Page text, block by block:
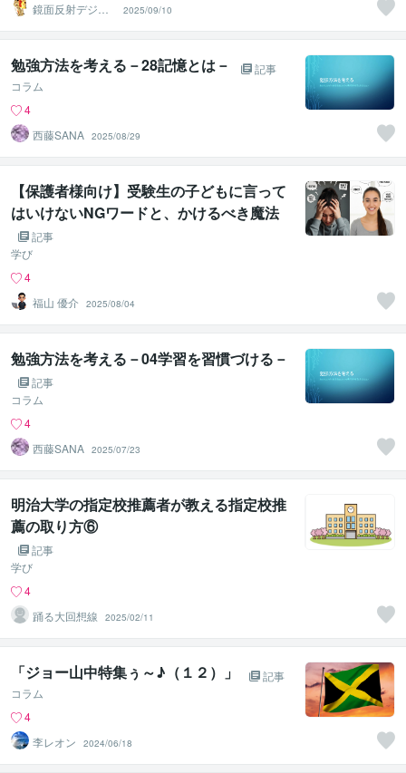
鏡面反射デジタ
ルアート製作所
（鈴木穣）
2025/09/10
勉強方法を考える－28記憶とは－
記事
コラム
4
西藤SANA 2025/08/29
【保護者様向け】受験生の子どもに言って
はいけないNGワードと、かけるべき魔法
の言葉
記事
学び
4
福山 優介 2025/08/04
勉強方法を考える－04学習を習慣づける－
記事
コラム
4
西藤SANA 2025/07/23
明治大学の指定校推薦者が教える指定校推
薦の取り方⑥
記事
学び
4
踊る大回想線
2025/02/11
「ジョー山中特集ぅ～♪（１２）」
記事
コラム
4
李レオン
2024/06/18